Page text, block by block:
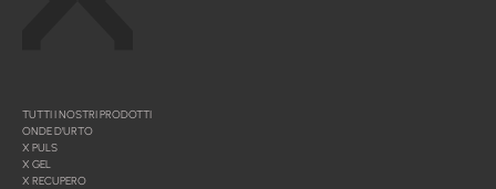
TUTTI I NOSTRI PRODOTTI
ONDE D'URTO
X PULS
X GEL
X RECUPERO